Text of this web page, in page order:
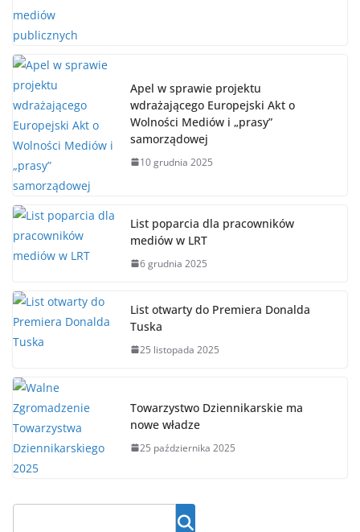
Apel w sprawie projektu
wdrażającego Europejski Akt o
Wolności Mediów i „prasy”
samorządowej
10 grudnia 2025
List poparcia dla pracowników
mediów w LRT
6 grudnia 2025
List otwarty do Premiera Donalda
Tuska
25 listopada 2025
Towarzystwo Dziennikarskie ma
nowe władze
25 października 2025